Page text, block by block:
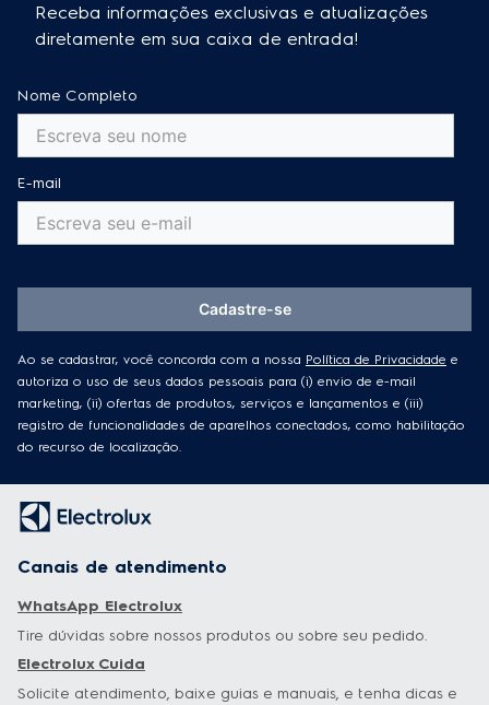
Receba informações exclusivas e atualizações
diretamente em sua caixa de entrada!
Nome Completo
E-mail
Ao se cadastrar, você concorda com a nossa Política de Privacidade e
autoriza o uso de seus dados pessoais para (i) envio de e-mail
marketing, (ii) ofertas de produtos, serviços e lançamentos e (iii)
registro de funcionalidades de aparelhos conectados, como habilitação
do recurso de localização.
Cadastre-se
Canais de atendimento
WhatsApp Electrolux
Tire dúvidas sobre nossos produtos ou sobre seu pedido.
Electrolux Cuida
Solicite atendimento, baixe guias e manuais, e tenha dicas e